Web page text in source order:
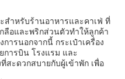
สําหรับร้านอาหารและคาเฟ่ ที่
ลือและพริกส่วนตัวทําให้ลูกค้า
ารนอกจากนี้ กระเป๋าเครื่อง
การบิน โรงแรม และ
สะดวกสบายกับผู้เข้าพัก เพื่อ